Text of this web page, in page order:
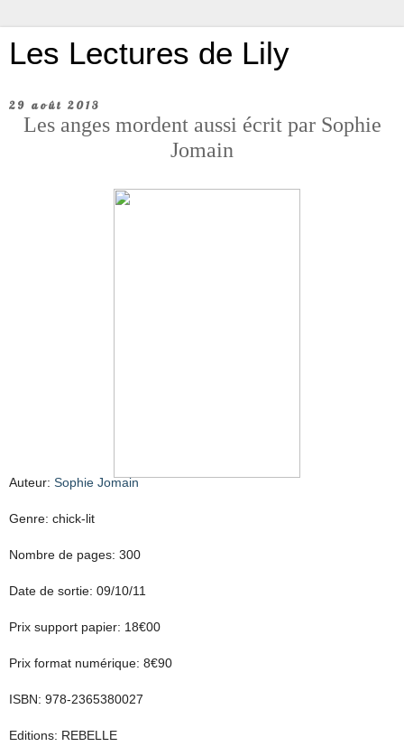
Les Lectures de Lily
29 août 2013
Les anges mordent aussi écrit par Sophie
Jomain
Auteur: Sophie Jomain
Genre: chick-lit
Nombre de pages: 300
Date de sortie: 09/10/11
Prix support papier: 18€00
Prix format numérique: 8€90
ISBN: 978-2365380027
Editions: REBELLE